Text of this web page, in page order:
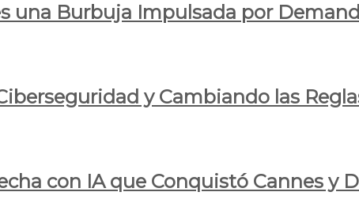
una Burbuja Impulsada por
y Cambiando las
con IA que Conquistó Cannes y